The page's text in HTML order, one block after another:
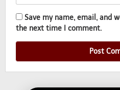
Save my name, email, and
the next time I comment.